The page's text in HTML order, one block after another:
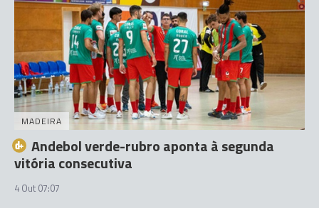
MADEIRA
Andebol verde-rubro aponta à segunda
vitória consecutiva
4 Out 07:07